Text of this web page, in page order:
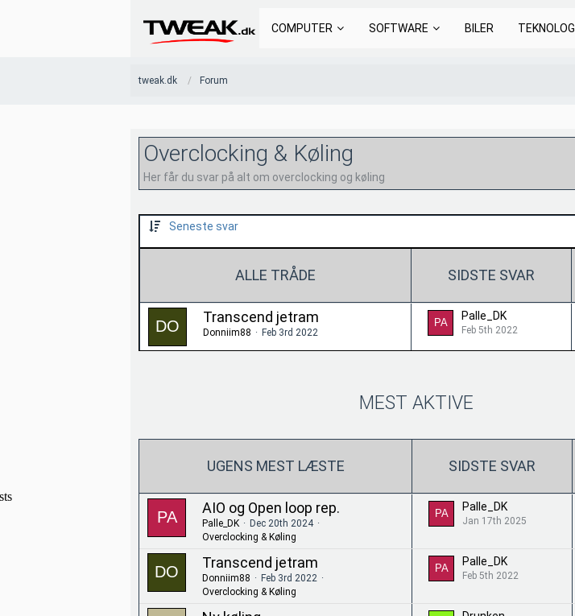
COMPUTER SOFTWARE BILER TEKNOLOGI
tweak.dk Forum
Overclocking & Køling
Her får du svar på alt om overclocking og køling
Seneste svar
ALLE TRÅDE SIDSTE SVAR
Transcend jetram
Donniim88 Feb 3rd 2022
Palle_DK
Feb 5th 2022
MEST AKTIVE
UGENS MEST LÆSTE SIDSTE SVAR
AIO og Open loop rep.
Palle_DK
Dec 20th 2024
Overclocking & Køling
Palle_DK
Jan 17th 2025
Transcend jetram
Donniim88
Feb 3rd 2022
Overclocking & Køling
Palle_DK
Feb 5th 2022